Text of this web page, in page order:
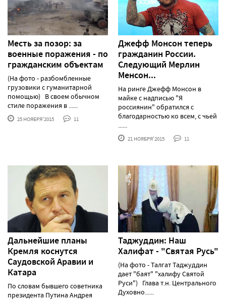
Месть за позор: за
военные поражения - по
гражданским объектам
(На фото - разбомбленные
грузовики с гуманитарной
помощью) В своем обычном
стиле поражения в ......
25 НОЯБРЯ'2015 11
Джефф Монсон теперь
гражданин России.
Следующий Мерлин
Менсон...
На ринге Джефф Монсон в
майке с надписью "Я
россиянин" обратился с
благодарностью ко всем, с чьей
......
21 НОЯБРЯ'2015 11
Дальнейшие планы
Кремля коснутся
Саудовской Аравии и
Катара
По словам бывшего советника
президента Путина Андрея
Таджуддин: Наш
Халифат - "Святая Русь"
(На фото - Талгат Таджуддин
дает "баят" "халифу Святой
Руси") Глава т.н. Центрального
Духовно......